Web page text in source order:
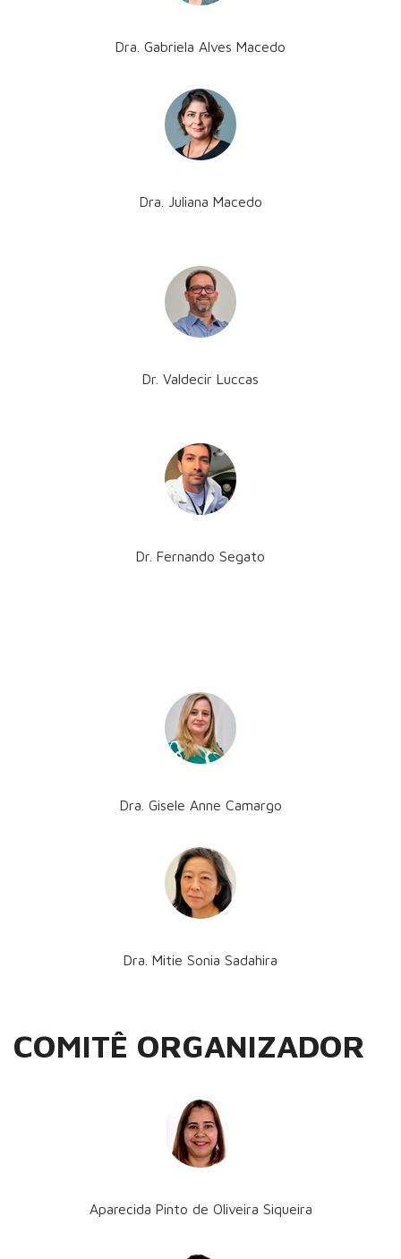
Dra. Gabriela Alves Macedo
Dra. Juliana Macedo
Dr. Valdecir Luccas
Dr. Fernando Segato
Dra. Gisele Anne Camargo
Dra. Mitie Sonia Sadahira
COMITÊ ORGANIZADOR
Aparecida Pinto de Oliveira Siqueira